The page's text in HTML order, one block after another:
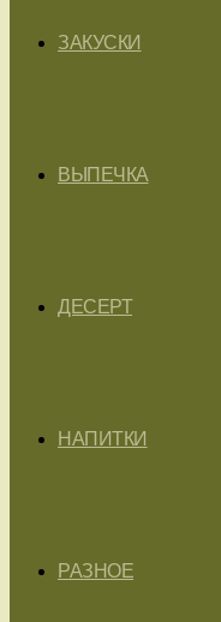
ЗАКУСКИ
ВЫПЕЧКА
ДЕСЕРТ
НАПИТКИ
РАЗНОЕ